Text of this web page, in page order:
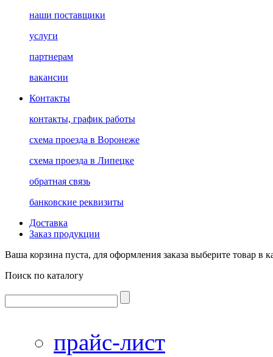
наши поставщики
услуги
партнерам
вакансии
Контакты
контакты, график работы
схема проезда в Воронеже
схема проезда в Липецке
обратная связь
банковские реквизиты
Доставка
Заказ продукции
Ваша корзина пуста, для оформления заказа выберите товар в
Поиск по каталогу
прайс-лист